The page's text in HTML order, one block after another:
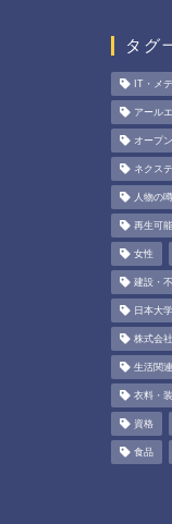
タグ
IT・メ
アール
オープ
ネクス
人物の
再生可
女性
建設・
日本大
株式会
生活関連
衣料・
資格
食品